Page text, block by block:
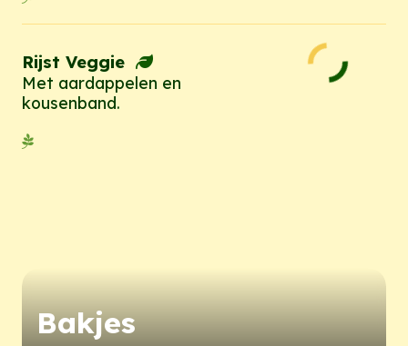
Met aardappelen en
kousenband.
Bakjes